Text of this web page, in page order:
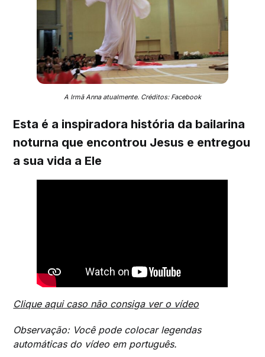
A Irmã Anna atualmente. Créditos: Facebook
Esta é a inspiradora história da bailarina
noturna que encontrou Jesus e entregou
a sua vida a Ele
Clique aqui caso não consiga ver o vídeo
Observação: Você pode colocar legendas
automáticas do vídeo em português.